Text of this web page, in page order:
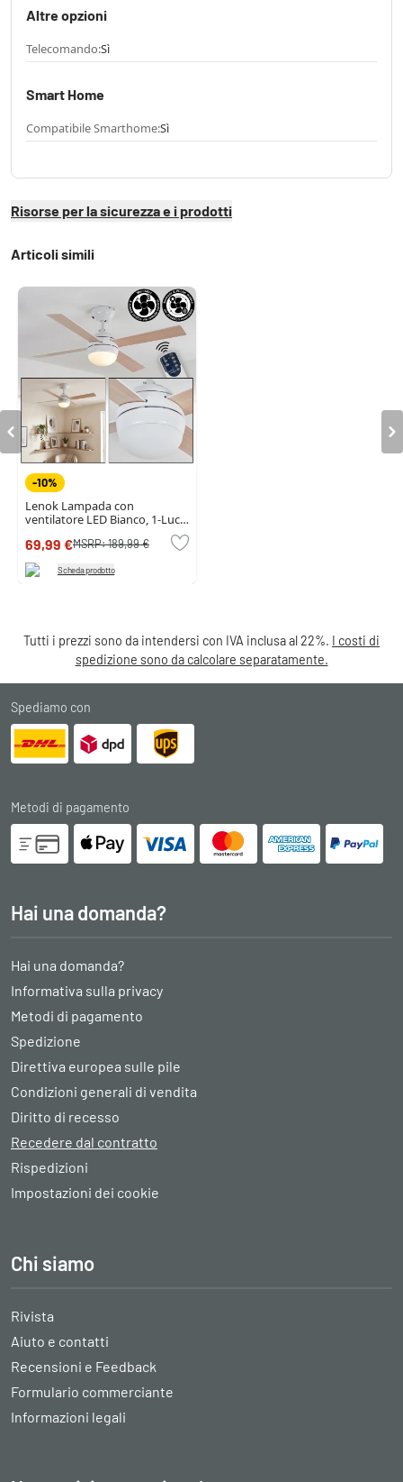
Altre opzioni
Telecomando:Sì
Smart Home
Compatibile Smarthome:Sì
Risorse per la sicurezza e i prodotti
Articoli simili
-10%
Lenok Lampada con
ventilatore LED Bianco, 1-Luce,
69,99 €MSRP:189,99 €
Scheda prodotto
Tutti i prezzi sono da intendersi con IVA inclusa al 22%. I costi di
spedizione sono da calcolare separatamente.
Spediamo con
Metodi di pagamento
Hai una domanda?
Hai una domanda?
Informativa sulla privacy
Metodi di pagamento
Spedizione
Direttiva europea sulle pile
Condizioni generali di vendita
Diritto di recesso
Recedere dal contratto
Rispedizioni
Impostazioni dei cookie
Chi siamo
Rivista
Aiuto e contatti
Recensioni e Feedback
Formulario commerciante
Informazioni legali